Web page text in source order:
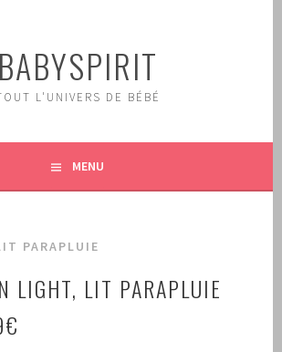
BABYSPIRIT
L'UNIVERS DE BÉBÉ
MENU
PARAPLUIE
LIGHT, LIT PARAPLUIE